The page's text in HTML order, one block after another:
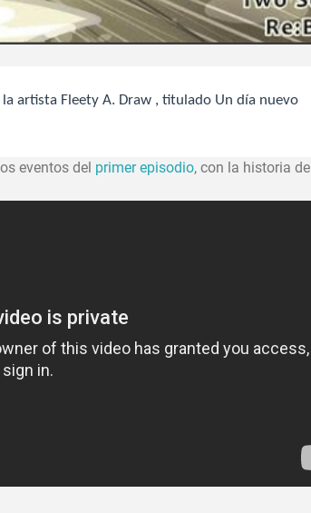
artista Fleety A. Draw , titulado Un día nuevo
eventos del primer episodio, con la historia de